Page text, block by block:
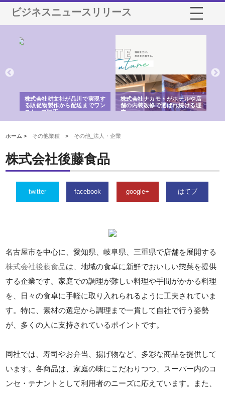
ビジネスニュースリリース
株式会社耕文社が品川で実現す
る販促物製作から配送までワン
ストップ対応
株式会社ナカモトがホテルや店
舗の内装改修で選ばれ続ける理
由
ホーム > その他業種 > その他_法人・企業
株式会社後藤食品
twitter facebook google+ はてブ
名古屋市を中心に、愛知県、岐阜県、三重県で店舗を展開する
株式会社後藤食品は、地域の食卓に新鮮でおいしい惣菜を提供
する企業です。家庭での調理が難しい料理や手間がかかる料理
を、日々の食卓に手軽に取り入れられるように工夫されていま
す。特に、素材の選定から調理まで一貫して自社で行う姿勢
が、多くの人に支持されているポイントです。
同社では、寿司やお弁当、揚げ物など、多彩な商品を提供して
います。各商品は、家庭の味にこだわりつつ、スーパー内のコ
ンセ・テナントとして利用者のニーズに応えています。また、